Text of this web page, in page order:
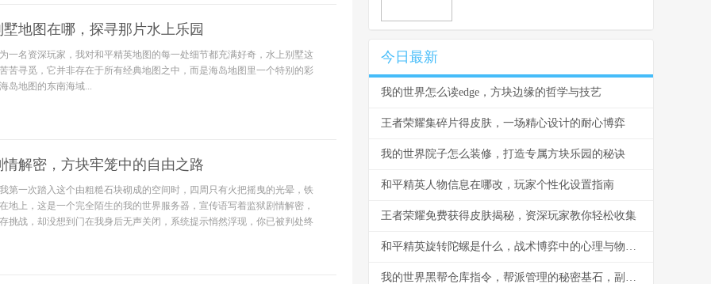
地图在哪，探寻那片水上乐园
一名资深玩家，我对和平精英地图的每一处细节都充满好奇，水上别墅这
苦寻觅，它并非存在于所有经典地图之中，而是海岛地图里一个特别的彩
岛地图的东南海域...
解密，方块牢笼中的自由之路
第一次踏入这个由粗糙石块砌成的空间时，四周只有火把摇曳的光晕，铁
地上，这是一个完全陌生的我的世界服务器，宣传语写着监狱剧情解密，
挑战，却没想到门在我身后无声关闭，系统提示悄然浮现，你已被判处终
今日最新
我的世界怎么读edge，方块边缘的哲学与技艺
王者荣耀集碎片得皮肤，一场精心设计的耐心博弈
我的世界院子怎么装修，打造专属方块乐园的秘诀
和平精英人物信息在哪改，玩家个性化设置指南
王者荣耀免费获得皮肤揭秘，资深玩家教你轻松收集
和平精英旋转陀螺是什么，战术博弈中的心理与物理轴心
我的世界黑帮仓库指令，帮派管理的秘密基石，副标题，指令构筑的地下秩序与财富堡垒